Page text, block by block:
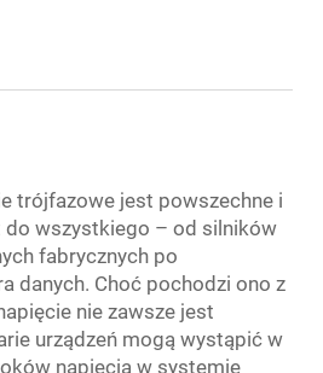
trójfazowe jest powszechne i
wszystkiego – od silników
fabrycznych po
danych. Choć pochodzi ono z
nie zawsze jest
urządzeń mogą wystąpić w
napięcia w systemie